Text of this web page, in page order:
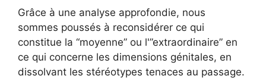
Grâce à une analyse approfondie, nous
sommes poussés à reconsidérer ce qui
constitue la “moyenne” ou l'”extraordinaire” en
ce qui concerne les dimensions génitales, en
dissolvant les stéréotypes tenaces au passage.